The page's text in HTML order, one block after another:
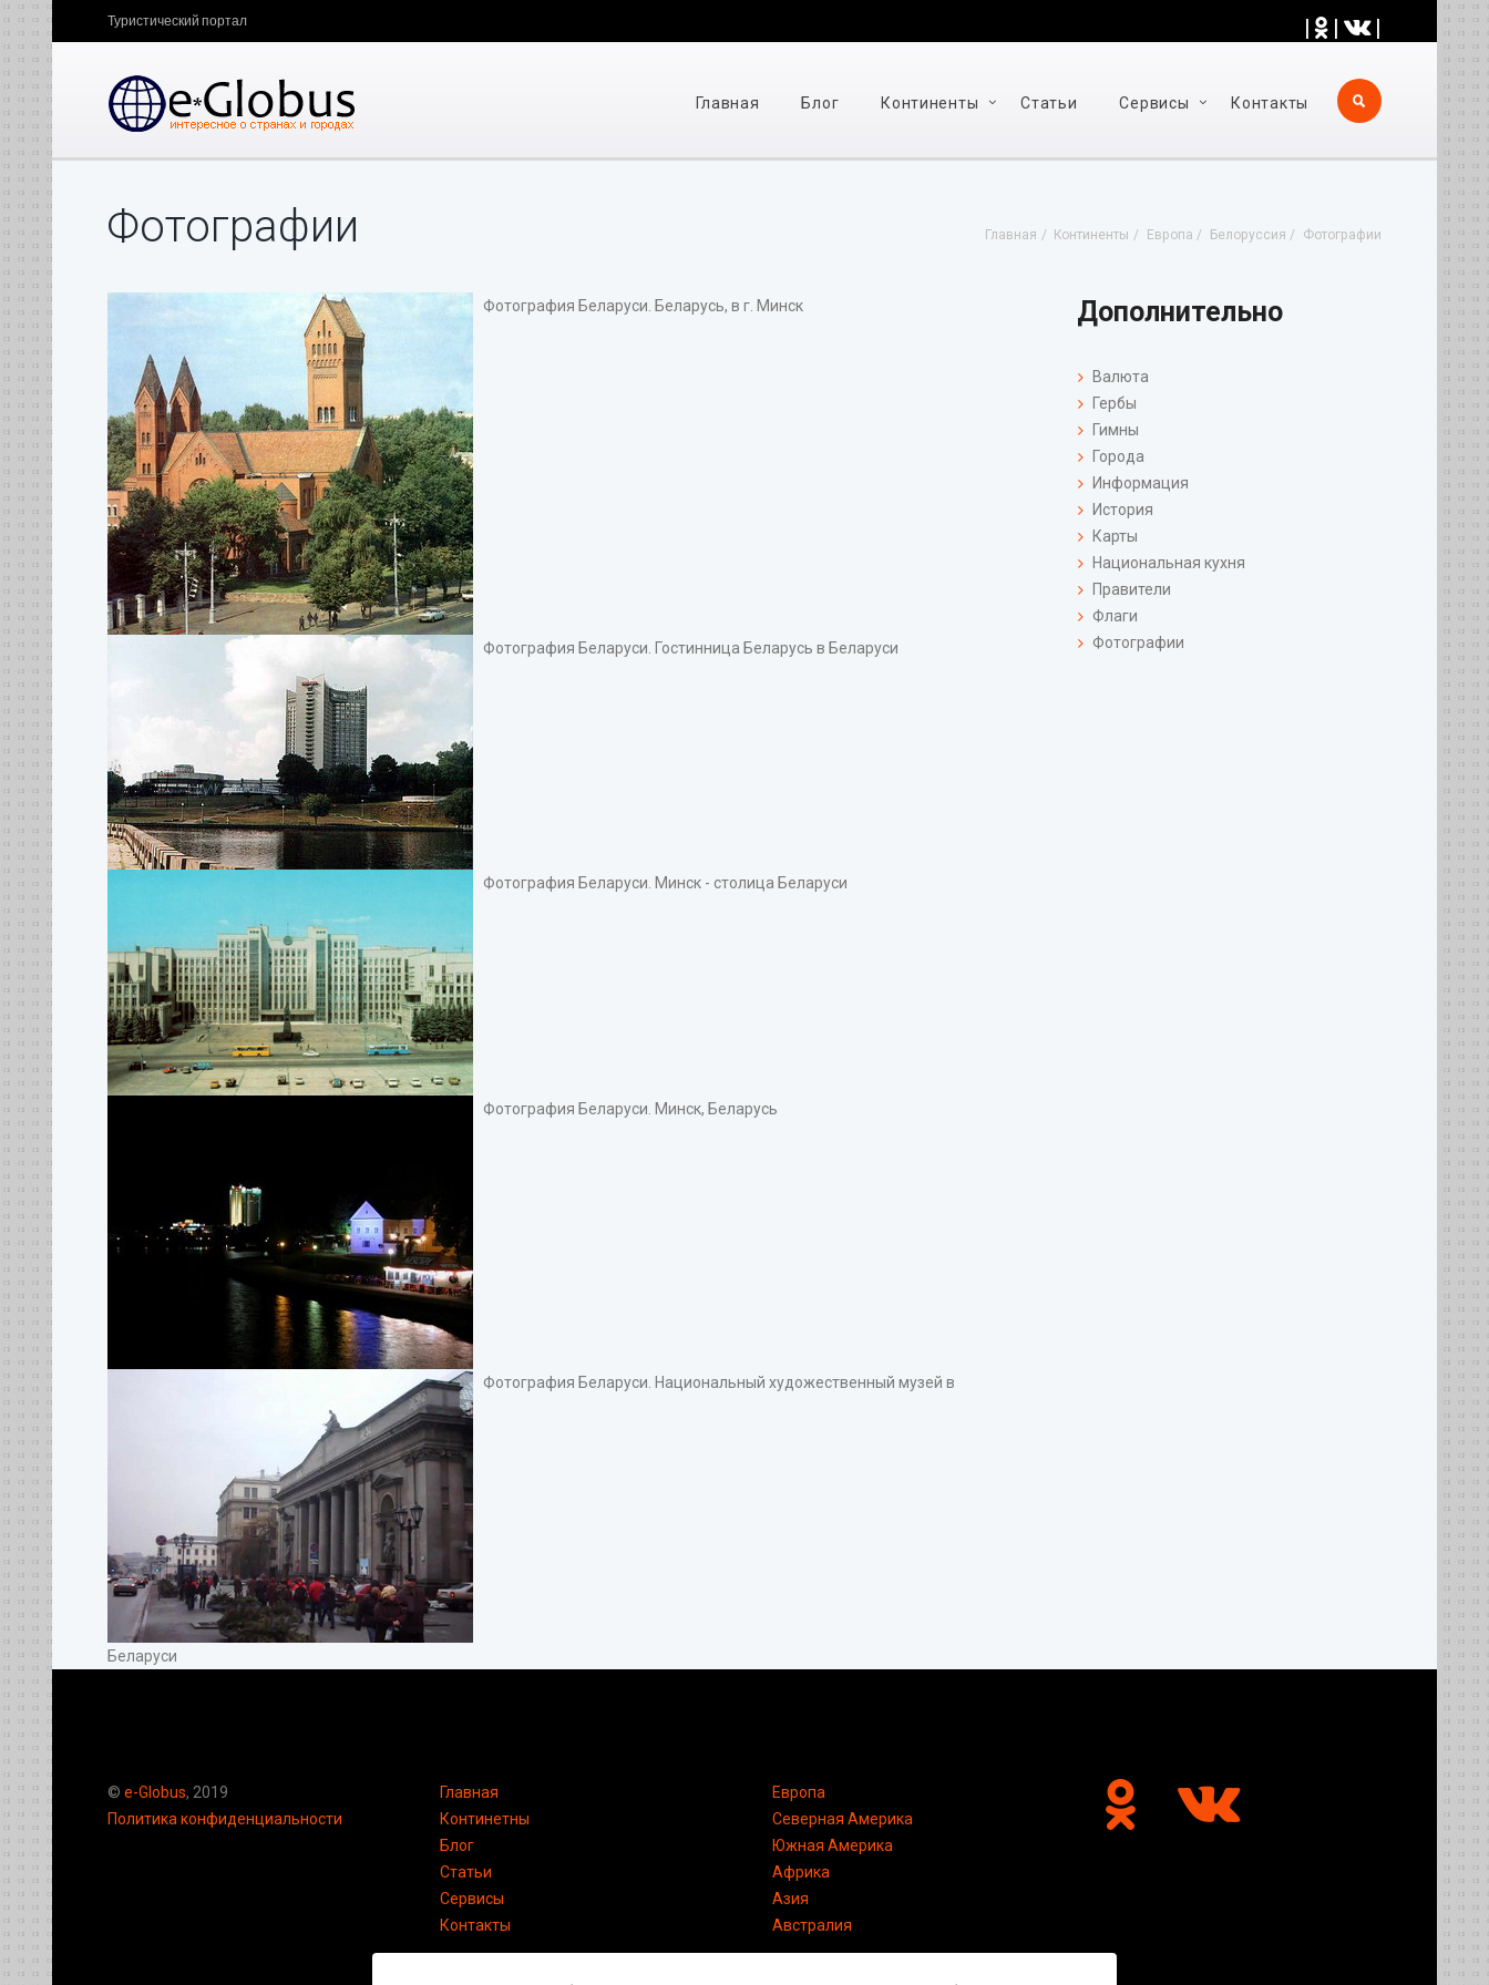
| | |
Туристический портал
Главная Блог Континенты Статьи Cервисы Контакты
Главная Континенты Европа Белоруссия Фотографии
Фотографии
Фотография Беларуси. Беларусь, в г. Минск
Фотография Беларуси. Гостинница Беларусь в Беларуси
Фотография Беларуси. Минск - столица Беларуси
Фотография Беларуси. Минск, Беларусь
Фотография Беларуси. Национальный художественный музей в
Беларуси
Дополнительно
Валюта
Гербы
Гимны
Города
Информация
История
Карты
Национальная кухня
Правители
Флаги
Фотографии
© e-Globus, 2019
Политика конфиденциальности
Главная
Континетны
Блог
Статьи
Сервисы
Контакты
Европа
Северная Америка
Южная Америка
Африка
Азия
Австралия